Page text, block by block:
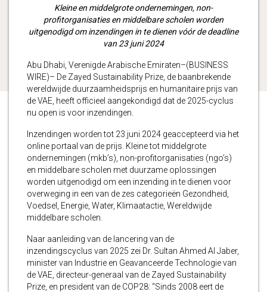
Kleine en middelgrote ondernemingen, non-
profitorganisaties en middelbare scholen worden
uitgenodigd om inzendingen in te dienen vóór de deadline
van 23 juni 2024
Abu Dhabi, Verenigde Arabische Emiraten–(BUSINESS
WIRE)– De Zayed Sustainability Prize, de baanbrekende
wereldwijde duurzaamheidsprijs en humanitaire prijs van
de VAE, heeft officieel aangekondigd dat de 2025-cyclus
nu open is voor inzendingen.
Inzendingen worden tot 23 juni 2024 geaccepteerd via het
online portaal van de prijs. Kleine tot middelgrote
ondernemingen (mkb’s), non-profitorganisaties (ngo’s)
en middelbare scholen met duurzame oplossingen
worden uitgenodigd om een inzending in te dienen voor
overweging in een van de zes categorieën Gezondheid,
Voedsel, Energie, Water, Klimaatactie, Wereldwijde
middelbare scholen.
Naar aanleiding van de lancering van de
inzendingscyclus van 2025 zei Dr. Sultan Ahmed Al Jaber,
minister van Industrie en Geavanceerde Technologie van
de VAE, directeur-generaal van de Zayed Sustainability
Prize, en president van de COP28: “Sinds 2008 eert de